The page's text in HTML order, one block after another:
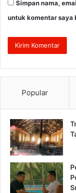
Simpan nama,
untuk komentar saya
Popular